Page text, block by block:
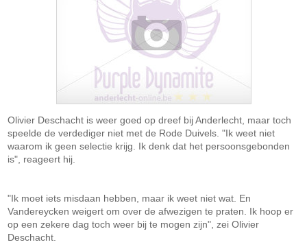
Olivier Deschacht is weer goed op dreef bij Anderlecht, maar toch
speelde de verdediger niet met de Rode Duivels. "Ik weet niet
waarom ik geen selectie krijg. Ik denk dat het persoonsgebonden
is", reageert hij.
"Ik moet iets misdaan hebben, maar ik weet niet wat. En
Vandereycken weigert om over de afwezigen te praten. Ik hoop er
op een zekere dag toch weer bij te mogen zijn", zei Olivier
Deschacht.